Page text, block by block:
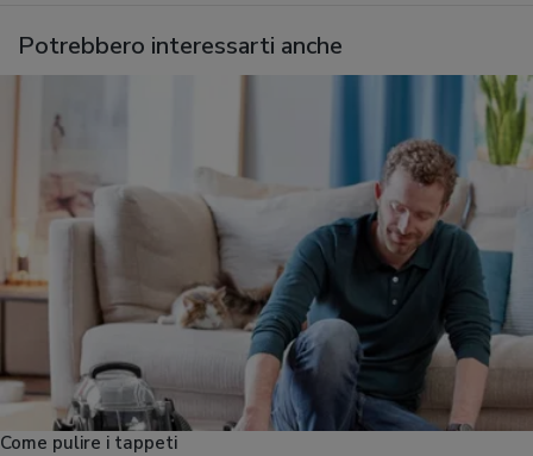
Potrebbero interessarti anche
Come pulire i tappeti